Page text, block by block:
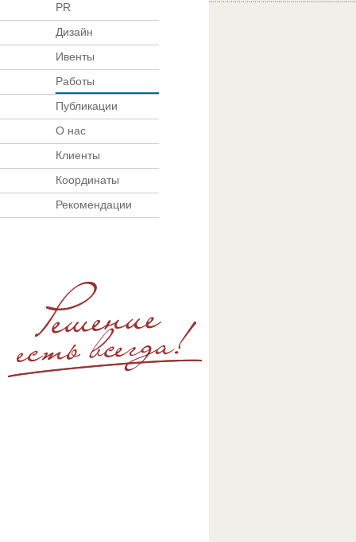
PR
Дизайн
Ивенты
Работы
Публикации
О нас
Клиенты
Координаты
Рекомендации